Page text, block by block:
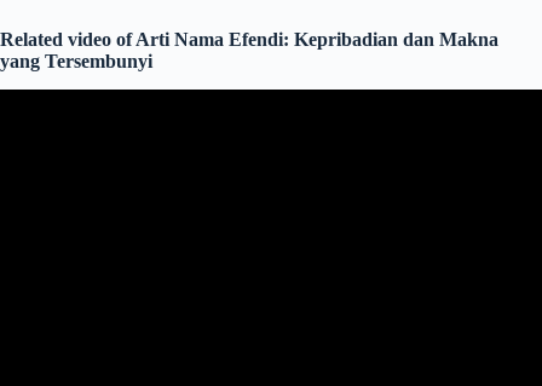
Related video of Arti Nama Efendi: Kepribadian dan Makna
yang Tersembunyi